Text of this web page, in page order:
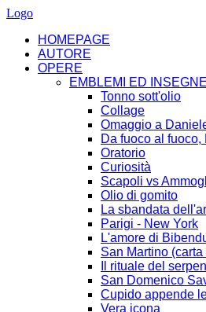
Logo
HOMEPAGE
AUTORE
OPERE
EMBLEMI ED INSEGNE
Tonno sott'olio
Collage
Omaggio a
Da fuoco al
Oratorio
Curiosità
Scapoli vs
Olio di gomito
La sbandata
Parigi - New York
L'amore di
San Martino
Il rituale del
San Domenico
Cupido appende
Vera icona